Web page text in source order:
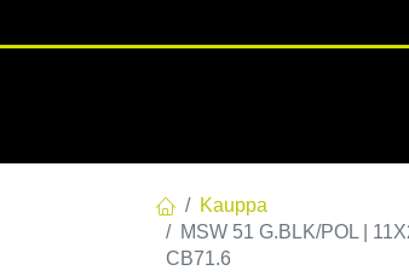
Kauppa
MSW 51 G.BLK/POL |
CB71.6